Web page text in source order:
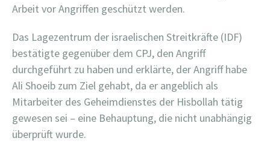
Arbeit vor Angriffen geschützt werden.
Das Lagezentrum der israelischen Streitkräfte (IDF)
bestätigte gegenüber dem CPJ, den Angriff
durchgeführt zu haben und erklärte, der Angriff habe
Ali Shoeib zum Ziel gehabt, da er angeblich als
Mitarbeiter des Geheimdienstes der Hisbollah tätig
gewesen sei – eine Behauptung, die nicht unabhängig
überprüft wurde.